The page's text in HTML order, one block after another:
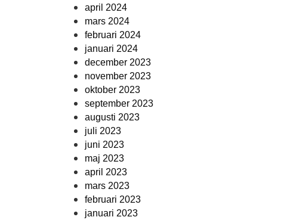
april 2024
mars 2024
februari 2024
januari 2024
december 2023
november 2023
oktober 2023
september 2023
augusti 2023
juli 2023
juni 2023
maj 2023
april 2023
mars 2023
februari 2023
januari 2023